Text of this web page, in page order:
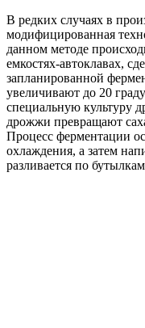
В редких случаях в
модифицированная
данном методе
емкостях-автоклавах,
запланированной
увеличивают до 20
специальную культуру
дрожжи превращают
Процесс ферментации
охлаждения, а затем
разливается по